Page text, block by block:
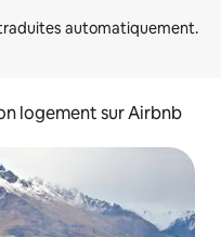
logement sur Airbnb